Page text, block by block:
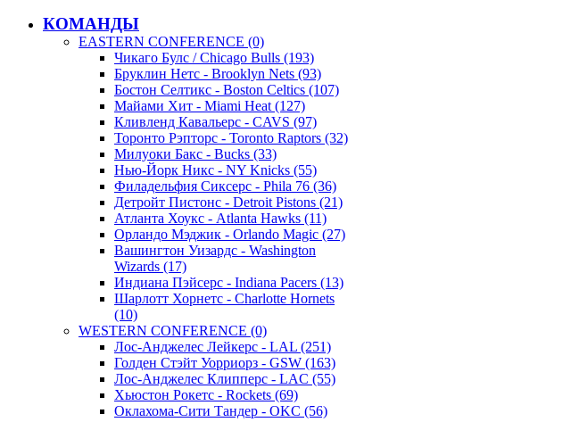
КОМАНДЫ
EASTERN CONFERENCE (0)
Чикаго Булс / Chicago Bulls (193)
Бруклин Нетс - Brooklyn Nets (93)
Бостон Селтикс - Boston Celtics (107)
Майами Хит - Miami Heat (127)
Кливленд Кавальерс - CAVS (97)
Торонто Рэпторс - Toronto Raptors (32)
Милуоки Бакс - Bucks (33)
Нью-Йорк Никс - NY Knicks (55)
Филадельфия Сиксерс - Phila 76 (36)
Детройт Пистонс - Detroit Pistons (21)
Атланта Хоукс - Atlanta Hawks (11)
Орландо Мэджик - Orlando Magic (27)
Вашингтон Уизардс - Washington
Wizards (17)
Индиана Пэйсерс - Indiana Pacers (13)
Шарлотт Хорнетс - Charlotte Hornets
(10)
WESTERN CONFERENCE (0)
Лос-Анджелес Лейкерс - LAL (251)
Голден Стэйт Уорриорз - GSW (163)
Лос-Анджелес Клипперс - LAC (55)
Хьюстон Рокетс - Rockets (69)
Оклахома-Сити Тандер - OKC (56)